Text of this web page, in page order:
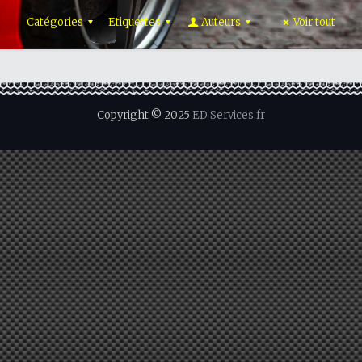
Catégories Etiquettes Auteurs Voir tout
Copyright © 2025 ED Services.fr